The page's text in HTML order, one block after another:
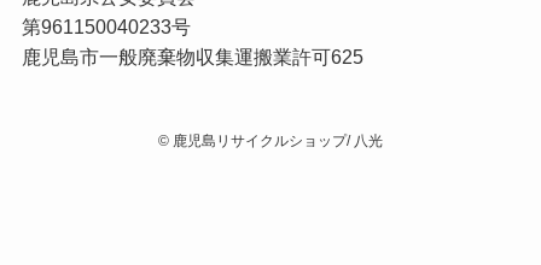
第961150040233号
鹿児島市一般廃棄物収集運搬業許可625
© 鹿児島リサイクルショップ/ 八光